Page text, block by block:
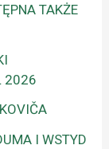
TAKŻE
2026
I WSTYD